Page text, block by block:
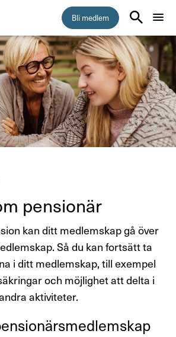
Bli medlem
Start
Medlemskap
att bli medlem i Finansförbundet
Vem kan bli medlem
Så byter du fackförbund
Inkomstförsäkring
Personlig rådgivning och rättshjälp
medlemsförmåner
Aktiviteter och föreläsningar
pensionär
kan ditt medlemskap gå över
Så du kan fortsätt ta
i ditt medlemskap, till exempel
och möjlighet att delta i
aktiviteter.